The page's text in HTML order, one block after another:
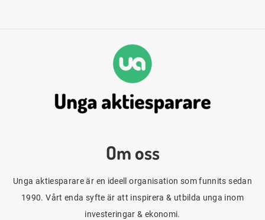
Om oss
Unga aktiesparare är en ideell organisation som funnits sedan
1990. Vårt enda syfte är att inspirera & utbilda unga inom
investeringar & ekonomi.